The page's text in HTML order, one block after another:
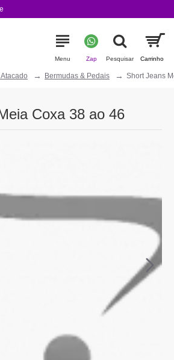
Bermudas & Pedais Short Jeans
Coxa 38 ao 46